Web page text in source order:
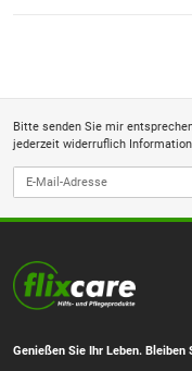
Bitte senden Sie mir
jederzeit widerruflich
Genießen Sie Ihr Leben. Bleiben